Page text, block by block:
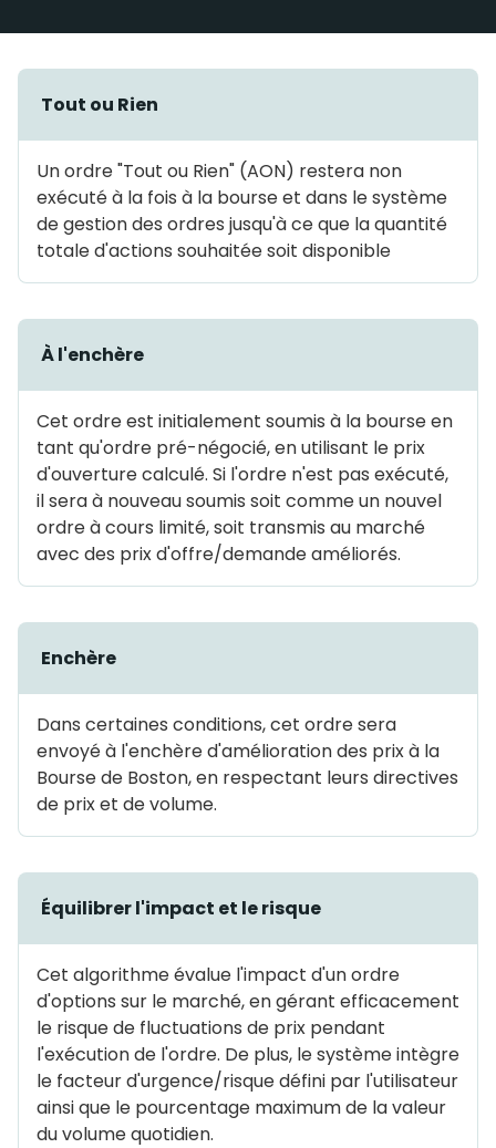
Tout ou Rien
Un ordre "Tout ou Rien" (AON) restera non
exécuté à la fois à la bourse et dans le système
de gestion des ordres jusqu'à ce que la quantité
totale d'actions souhaitée soit disponible
À l'enchère
Cet ordre est initialement soumis à la bourse en
tant qu'ordre pré-négocié, en utilisant le prix
d'ouverture calculé. Si l'ordre n'est pas exécuté,
il sera à nouveau soumis soit comme un nouvel
ordre à cours limité, soit transmis au marché
avec des prix d'offre/demande améliorés.
Enchère
Dans certaines conditions, cet ordre sera
envoyé à l'enchère d'amélioration des prix à la
Bourse de Boston, en respectant leurs directives
de prix et de volume.
Équilibrer l'impact et le risque
Cet algorithme évalue l'impact d'un ordre
d'options sur le marché, en gérant efficacement
le risque de fluctuations de prix pendant
l'exécution de l'ordre. De plus, le système intègre
le facteur d'urgence/risque défini par l'utilisateur
ainsi que le pourcentage maximum de la valeur
du volume quotidien.